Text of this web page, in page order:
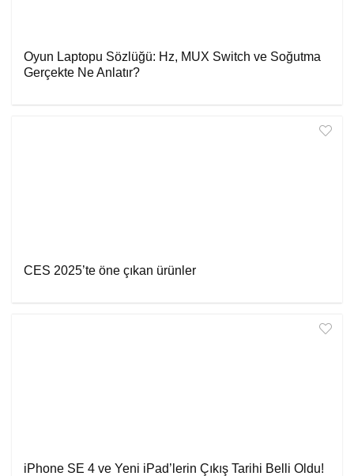
Oyun Laptopu Sözlüğü: Hz, MUX Switch ve Soğutma
Gerçekte Ne Anlatır?
CES 2025’te öne çıkan ürünler
iPhone SE 4 ve Yeni iPad’lerin Çıkış Tarihi Belli Oldu!